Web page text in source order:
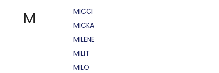
M
MICCI
MICKA
MILENE
MILIT
MILO